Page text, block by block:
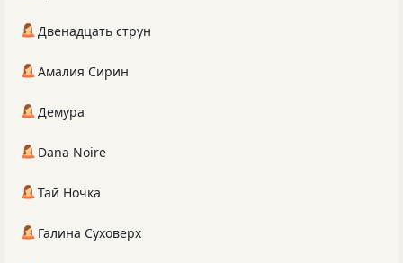
Двенадцать струн
Амалия Сирин
Демура
Dana Noire
Тай Ночка
Галина Суховерх